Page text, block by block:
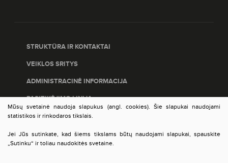
STRUKTŪRA IR KONTAKTAI
VEIKLOS SRITYS
ADMINISTRACINĖ INFORMACIJA
PASITIKĖJIMO LINIJA
PASLAUGŲ ĮVERTINIMAS
DUOMENŲ APSAUGA
Mūsų svetainė naudoja slapukus (angl. cookies). Šie slapukai naudojami
statistikos ir rinkodaros tikslais.
Jei Jūs sutinkate, kad šiems tikslams būtų naudojami slapukai, spauskite
„Sutinku“ ir toliau naudokitės svetaine.